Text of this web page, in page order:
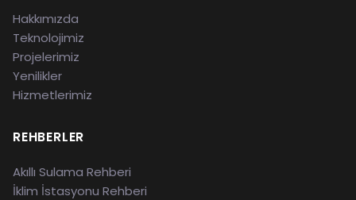
Hakkımızda
Teknolojimiz
Projelerimiz
Yenilikler
Hizmetlerimiz
REHBERLER
Akıllı Sulama Rehberi
İklim İstasyonu Rehberi